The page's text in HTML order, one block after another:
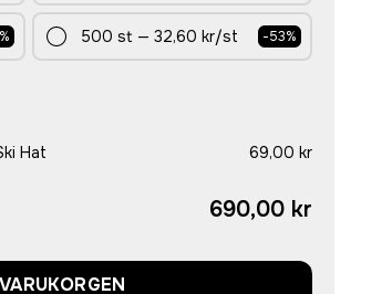
% 500 st —32,60 kr/st -53%
Hat 69,00 kr
690,00 kr